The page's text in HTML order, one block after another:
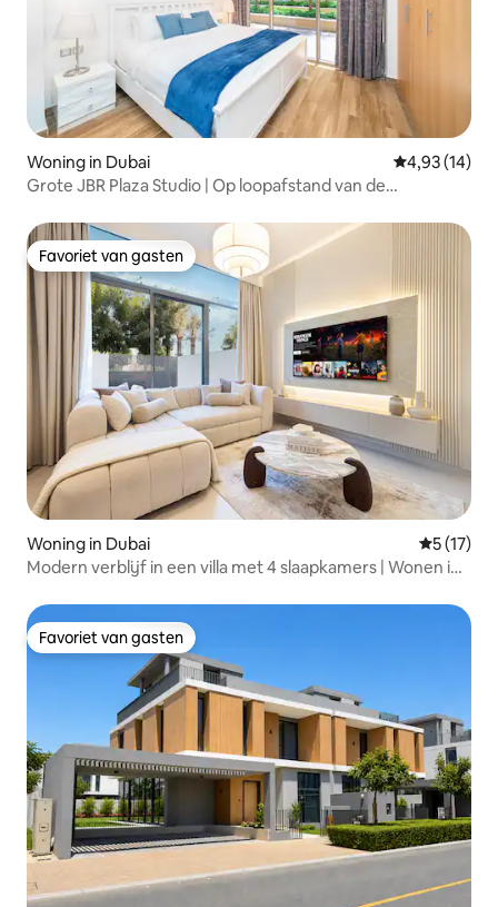
Woning in Dubai Gemiddelde
4,93 (14)
Grote JBR Plaza Studio | Op loopafstand van de
Favoriet van gasten
Favoriet van gasten
Woning in Dubai
5 (17)
Modern verblijf in een villa met 4 slaapkamers | Wonen in
Favoriet van gasten
Favoriet van gasten